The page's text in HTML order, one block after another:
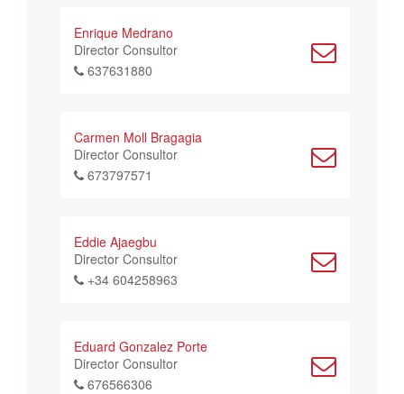
Enrique Medrano
Director Consultor
637631880
Carmen Moll Bragagia
Director Consultor
673797571
Eddie Ajaegbu
Director Consultor
+34 604258963
Eduard Gonzalez Porte
Director Consultor
676566306